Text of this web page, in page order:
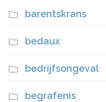
barentskrans
bedaux
bedrijfsongeval
begrafenis